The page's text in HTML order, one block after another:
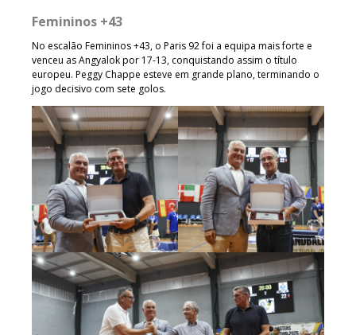
Femininos +43
No escalão Femininos +43, o Paris 92 foi a equipa mais forte e
venceu as Angyalok por 17-13, conquistando assim o título
europeu. Peggy Chappe esteve em grande plano, terminando o
jogo decisivo com sete golos.